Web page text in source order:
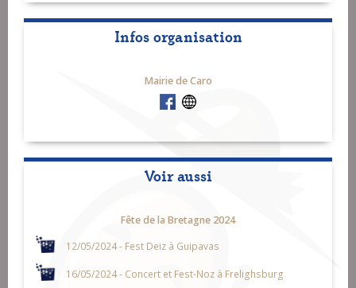
Infos organisation
Mairie de Caro
Voir aussi
Fête de la Bretagne 2024
12/05/2024 - Fest Deiz à Guipavas
16/05/2024 - Concert et Fest-Noz à Frelighsburg